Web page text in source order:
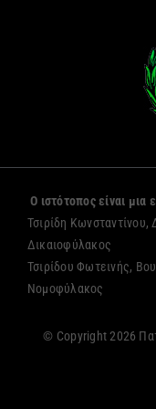
Ο ιστότοπος είναι μια
Τσιρίδη
Δικαιοφύλακος
Τσιρίδου Φωτεινής,
Νομοφύλακος
© Copyright 2026